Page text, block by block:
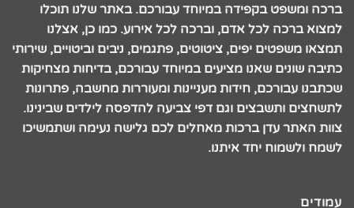
ברכה ומשפט בקפידה במיוחד עבורכם. באתר שלנו תוכלו
למצוא ברכה לכל אדם, וברכה לכל אירוע. כמו כן, אצלנו
תמצאו משפטים יפים, ציטוטים, פתגמים, ניבים וביטויים, שירותי
כתיבה שונים שאנו מציעים במיוחד עבורכם, בדיחות מצחיקות
שכתבנו עבורכם, חידות מעניינות ומעוררות מחשבה, פתרונות
לתשחצים ותשבצים וגם דפי צביעה להדפסה לילדים שבינינו.
צוות האתר עדן ברכות מאחלים לכם גלישה נעימה ושתמשיכו
לשמח ולשמוח יחד איתנו.
עמודים